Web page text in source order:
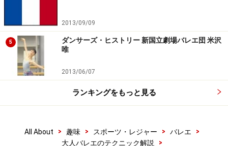
ん。肩は常に後ろに引いて、その位置を保つように注意
します。肩・肘・中指の3点が1本の滑らかなラインを作
るようにします。
◎ここを注意！
動かし方に注意します。アン・ナヴァンから動くときは
3段階で動かします。下記ような段階を踏んで動かすと
第1段階：指先から円を描くように引っ張っていく。
2013/09/09
5
ダンサーズ・ヒストリー 新国立劇場バレエ団 米沢
唯
2013/06/07
ランキングをもっと見る
All About > 趣味 > スポーツ・レジャー > バレエ
>
大人バレエのテクニック解説
>